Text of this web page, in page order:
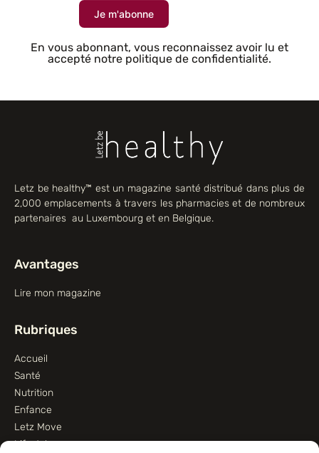
Je m'abonne
En vous abonnant, vous reconnaissez avoir lu et
accepté notre politique de confidentialité.
Letz be healthy™ est un magazine santé distribué dans plus de
2,000 emplacements à travers les pharmacies et de nombreux
partenaires au Luxembourg et en Belgique.
Avantages
Lire mon magazine
Rubriques
Accueil
Santé
Nutrition
Enfance
Letz Move
Lifestyle